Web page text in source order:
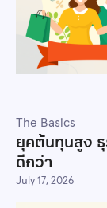
The Basics
ยุคต้นทุนสูง ธุ
ดีกว่า
July 17, 2026